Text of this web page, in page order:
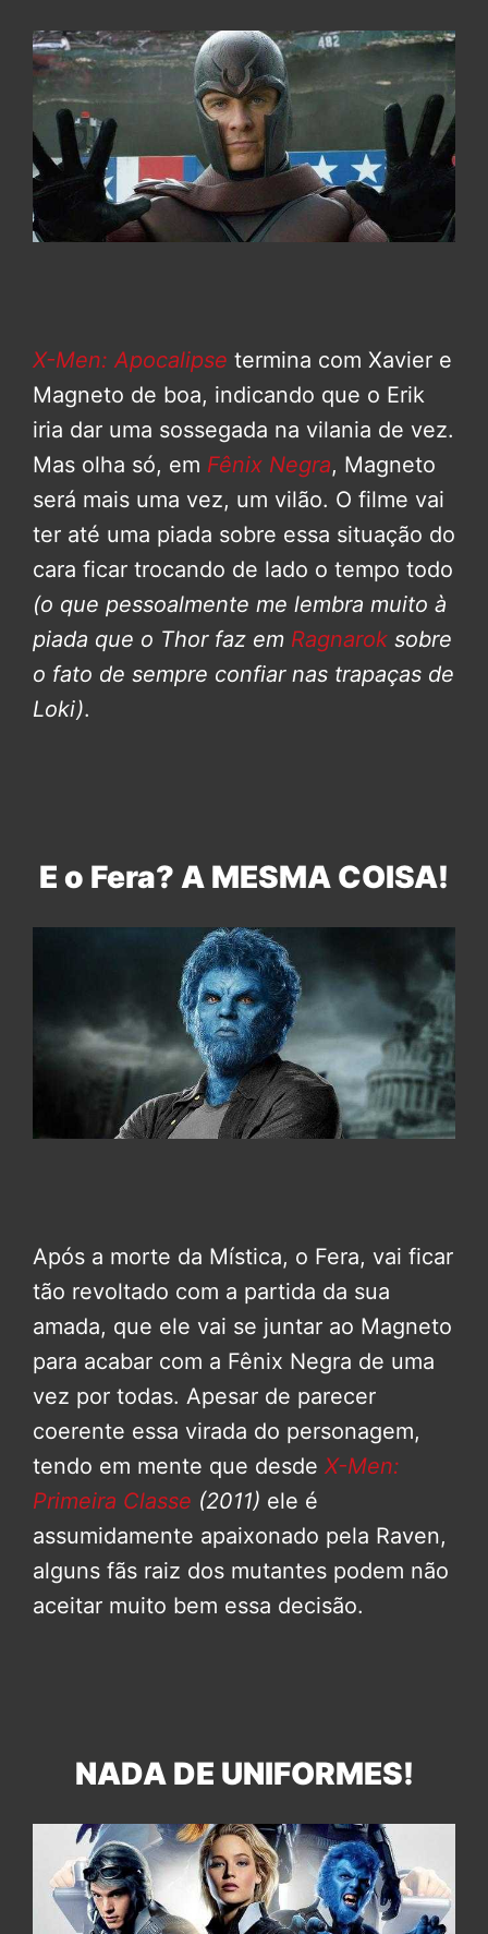
X-Men: Apocalipse termina com Xavier e
Magneto de boa, indicando que o Erik
iria dar uma sossegada na vilania de vez.
Mas olha só, em Fênix Negra, Magneto
será mais uma vez, um vilão. O filme vai
ter até uma piada sobre essa situação do
cara ficar trocando de lado o tempo todo
(o que pessoalmente me lembra muito à
piada que o Thor faz em Ragnarok sobre
o fato de sempre confiar nas trapaças de
Loki).
E o Fera? A MESMA COISA!
Após a morte da Mística, o Fera, vai ficar
tão revoltado com a partida da sua
amada, que ele vai se juntar ao Magneto
para acabar com a Fênix Negra de uma
vez por todas. Apesar de parecer
coerente essa virada do personagem,
tendo em mente que desde X-Men:
Primeira Classe (2011) ele é
assumidamente apaixonado pela Raven,
alguns fãs raiz dos mutantes podem não
aceitar muito bem essa decisão.
NADA DE UNIFORMES!